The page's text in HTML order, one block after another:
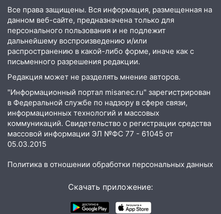
16:12 В Ульяновском госуниверситете
разработают отечественный прибор для
цифровой ПЦР
15:47 Ульяновцы могут вернуть деньги
за абонементы закрывшегося фитнес-
клуба «Рекорд-Fitness»
15:34
После вмешательства
прокуратуры в селах Ульяновской
области привели в порядок детские
площадки
15:27
Прокуратура проверяет
капремонт школы в селе Кивать
15:08
В Кузоватово после прокурорской
пешеходных переходах
На проспекте Гая в Ульяновске
Все права защищены. Вся информация, размещенная на
данном веб-сайте, предназначена только для
персонального пользования и не подлежит
дальнейшему воспроизведению и/или
распространению в какой-либо форме, иначе как с
письменного разрешения редакции.
Редакция может не разделять мнение авторов.
"Информационный портал misanec.ru" зарегистрирован
в Федеральной службе по надзору в сфере связи,
информационных технологий и массовых
коммуникаций. Свидетельство о регистрации средства
массовой информации ЭЛ №ФС 77 - 61045 от
05.03.2015
Политика в отношении обработки персональных данных
Скачать приложение: